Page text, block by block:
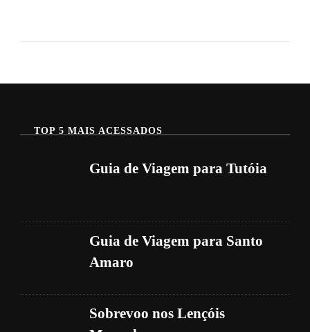
TOP 5 MAIS ACESSADOS
Guia de Viagem para Tutóia
Guia de Viagem para Santo
Amaro
Sobrevoo nos Lençóis